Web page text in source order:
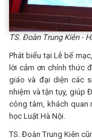
TS. Đoàn Trung Kiên -
Phát biểu tại Lễ bế
lời cảm ơn chính thức
giáo và đại diện các
nhiệm và tận tụy, giúp
công tâm, khách quan
học Luật Hà Nội.
TS. Đoàn Trung Kiên